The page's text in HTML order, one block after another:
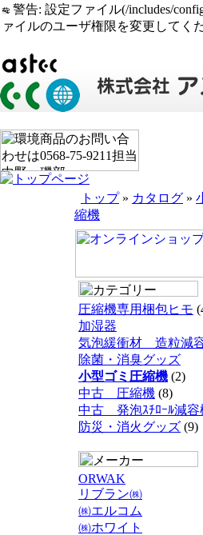
警告: 設定ファイル(/includes/
ァイルのユーザ権限を変更してく
トップ» カタログ »
縮機
圧縮機専用梱包ヒモ
加湿器
気泡緩衝材 造粒減
除菌・消臭グッズ
小型ゴミ圧縮機 (2)
中古 圧縮機 (8)
中古 発泡ｽﾁﾛｰﾙ減容
防災・消火グッズ (9)
ORWAK
リブラン㈱
㈱エルコム
㈱ホワイト